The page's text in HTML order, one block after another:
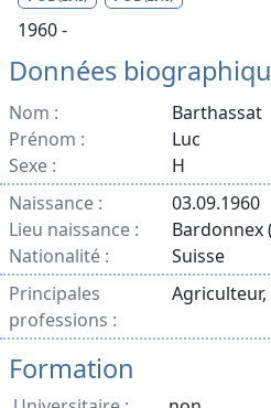
1960 -
Données
Nom :
Barthassat
Prénom :
Luc
Sexe :
H
Naissance :
03.09.1960
Lieu naissance :
Bardonnex
Nationalité :
Suisse
Principales
professions :
Formation